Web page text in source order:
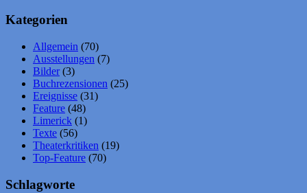
Kategorien
Allgemein (70)
Ausstellungen (7)
Bilder(3)
Buchrezensionen (25)
Ereignisse (31)
Feature (48)
Limerick (1)
Texte (56)
Theaterkritiken (19)
Top-Feature (70)
Schlagworte